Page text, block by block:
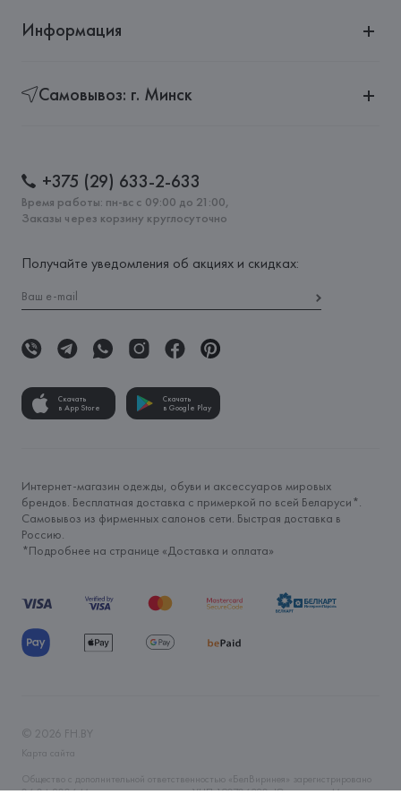
Информация
Самовывоз: г. Минск
+375 (29) 633-2-633
Время работы: пн-вс с 09:00 до 21:00,
Заказы через корзину круглосуточно
Получайте уведомления об акциях и скидках:
Скачать
в App Store
Скачать
в Google Play
Интернет-магазин одежды, обуви и аксессуаров мировых
брендов. Бесплатная доставка с примеркой по всей Беларуси*.
Самовывоз из фирменных салонов сети. Быстрая доставка в
Россию.
*Подробнее на странице «Доставка и оплата»
© 2026 FH.BY
Карта сайта
Общество с дополнительной ответственностью «БелВиринея» зарегистрировано
06.04.2006 Минским горисполкомом. УНП 190706320. Юр.адрес: г. Минск, ул.